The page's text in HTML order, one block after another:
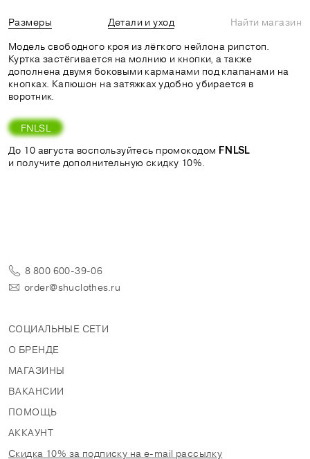
Размеры Детали и уход
Найти магазин
Модель свободного кроя из лёгкого нейлона рипстоп.
Куртка застёгивается на молнию и кнопки, а также
дополнена двумя боковыми карманами под клапанами на
кнопках. Капюшон на затяжках удобно убирается в
воротник.
FNLSL
До 10 августа воспользуйтесь промокодом FNLSL
и получите дополнительную скидку 10%.
8 800 600-39-06
order@shuclothes.ru
СОЦИАЛЬНЫЕ СЕТИ
О БРЕНДЕ
МАГАЗИНЫ
ВАКАНСИИ
ПОМОЩЬ
АККАУНТ
Скидка 10% за подписку на e-mail рассылку